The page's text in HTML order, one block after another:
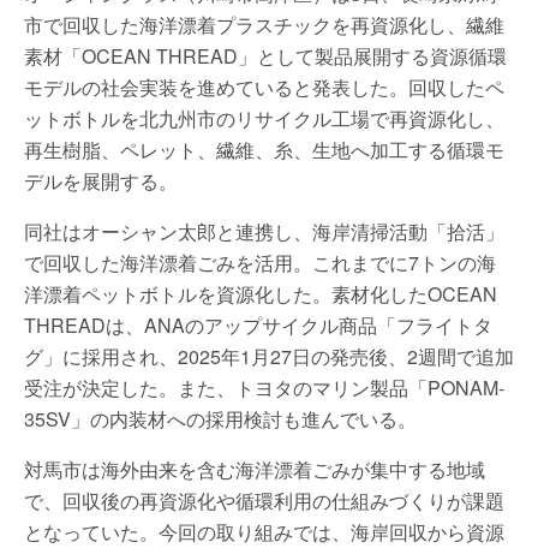
市で回収した海洋漂着プラスチックを再資源化し、繊維
素材「OCEAN THREAD」として製品展開する資源循環
モデルの社会実装を進めていると発表した。回収したペ
ットボトルを北九州市のリサイクル工場で再資源化し、
再生樹脂、ペレット、繊維、糸、生地へ加工する循環モ
デルを展開する。
同社はオーシャン太郎と連携し、海岸清掃活動「拾活」
で回収した海洋漂着ごみを活用。これまでに7トンの海
洋漂着ペットボトルを資源化した。素材化したOCEAN
THREADは、ANAのアップサイクル商品「フライトタ
グ」に採用され、2025年1月27日の発売後、2週間で追加
受注が決定した。また、トヨタのマリン製品「PONAM-
35SV」の内装材への採用検討も進んでいる。
対馬市は海外由来を含む海洋漂着ごみが集中する地域
で、回収後の再資源化や循環利用の仕組みづくりが課題
となっていた。今回の取り組みでは、海岸回収から資源